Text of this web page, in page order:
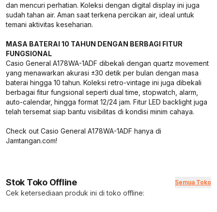
dan mencuri perhatian. Koleksi dengan digital display ini juga
sudah tahan air. Aman saat terkena percikan air, ideal untuk
temani aktivitas keseharian.
MASA BATERAI 10 TAHUN DENGAN BERBAGI FITUR
FUNGSIONAL
Casio General A178WA-1ADF dibekali dengan quartz movement
yang menawarkan akurasi ±30 detik per bulan dengan masa
baterai hingga 10 tahun. Koleksi retro-vintage ini juga dibekali
berbagai fitur fungsional seperti dual time, stopwatch, alarm,
auto-calendar, hingga format 12/24 jam. Fitur LED backlight juga
telah tersemat siap bantu visibilitas di kondisi minim cahaya.
Check out Casio General A178WA-1ADF hanya di
Jamtangan.com!
Stok Toko Offline Semua Toko
Cek ketersediaan produk ini di toko offline: